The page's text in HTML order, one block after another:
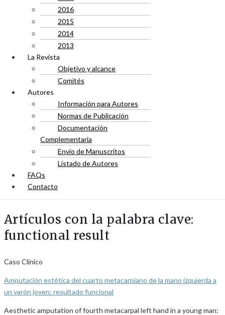
2016
2015
2014
2013
La Revista
Objetivo y alcance
Comités
Autores
Información para Autores
Normas de Publicación
Documentación
Complementaria
Envío de Manuscritos
Listado de Autores
FAQs
Contacto
Artículos con la palabra clave:
functional result
Caso Clínico
Amputación estética del cuarto metacarpiano de la mano izquierda a
un varón joven: resultado funcional
Aesthetic amputation of fourth metacarpal left hand in a young man: